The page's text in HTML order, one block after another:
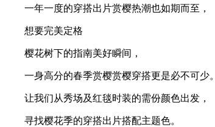
一年一度的穿搭出片赏樱热潮也如期而至，
想要完美定格
樱花树下的指南美好瞬间，
一身高分的春季赏樱赏樱穿搭更是必不可少。
让我们从秀场及红毯时装的需份颜色出发，
寻找樱花季的穿搭出片搭配主题色。